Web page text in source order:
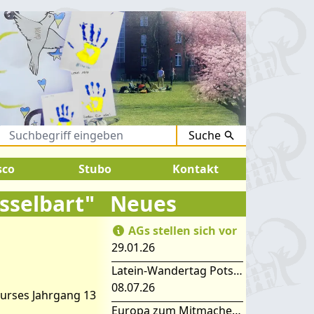
Suche
2026: SOMMERFERIEN !
Stubo Kontakt
Jahrgang 13
"König
Neues
AGs stellen sich vor
29.01.26
Latein-Wandertag Potsdam
08.07.26
Europa zum Mitmachen – SIMEP 2026 in Stubice